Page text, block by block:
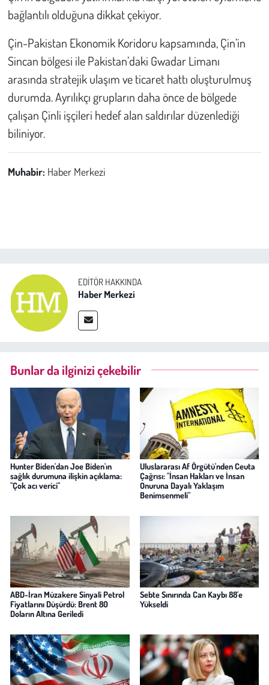
bağlantılı olduğuna dikkat çekiyor.
Çin-Pakistan Ekonomik Koridoru kapsamında, Çin’in
Sincan bölgesi ile Pakistan’daki Gwadar Limanı
arasında stratejik ulaşım ve ticaret hattı oluşturulmuş
durumda. Ayrılıkçı grupların daha önce de bölgede
çalışan Çinli işçileri hedef alan saldırılar düzenlediği
biliniyor.
Muhabir: Haber Merkezi
EDITÖR HAKKINDA
Haber Merkezi
Bunlar da ilginizi çekebilir
Hunter Biden'dan Joe Biden'ın
sağlık durumuna ilişkin açıklama:
"Çok acı verici"
Uluslararası Af Örgütü'nden Ceuta
Çağrısı: "İnsan Hakları ve İnsan
Onuruna Dayalı Yaklaşım
Benimsenmeli"
ABD-İran Müzakere Sinyali Petrol
Fiyatlarını Düşürdü: Brent 80
Doların Altına Geriledi
Sebte Sınırında Can Kaybı 88'e
Yükseldi